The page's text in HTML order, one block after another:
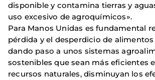
disponible y contamina tierras y
uso excesivo de agroquímicos».
Para Manos Unidas es fundamental
pérdida y el desperdicio de
dando paso a unos sistemas
sostenibles que sean más eficientes
recursos naturales, disminuyan los